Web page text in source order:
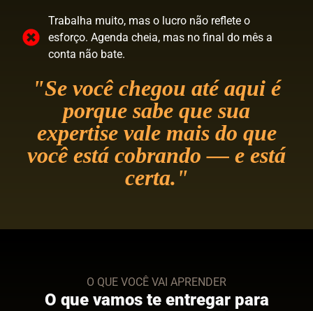
Trabalha muito, mas o lucro não reflete o
esforço. Agenda cheia, mas no final do mês a
conta não bate.
"Se você chegou até aqui é
porque sabe que sua
expertise vale mais do que
você está cobrando — e está
certa."
O QUE VOCÊ VAI APRENDER
O que vamos te entregar para